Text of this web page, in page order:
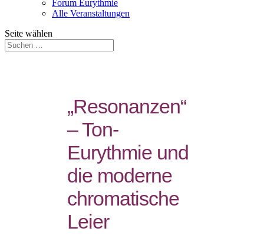
Forum Eurythmie
Alle Veranstaltungen
Seite wählen
„Resonanzen“
– Ton-
Eurythmie und
die moderne
chromatische
Leier